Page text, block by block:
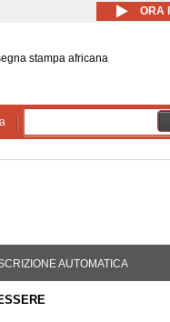
ORA
stampa africana
ATTIVA)AUTOMATICA